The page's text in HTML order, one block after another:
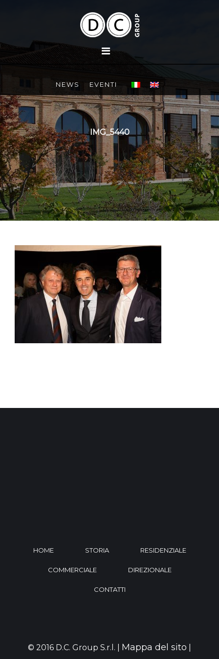
NEWS EVENTI
IMG_5440
HOME STORIA RESIDENZIALE
COMMERCIALE DIREZIONALE
CONTATTI
© 2016 D.C. Group S.r.l. | Mappa del sito